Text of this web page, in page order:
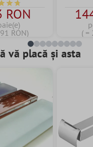
Bewertung
RON
RON)
( =
vă placă și asta